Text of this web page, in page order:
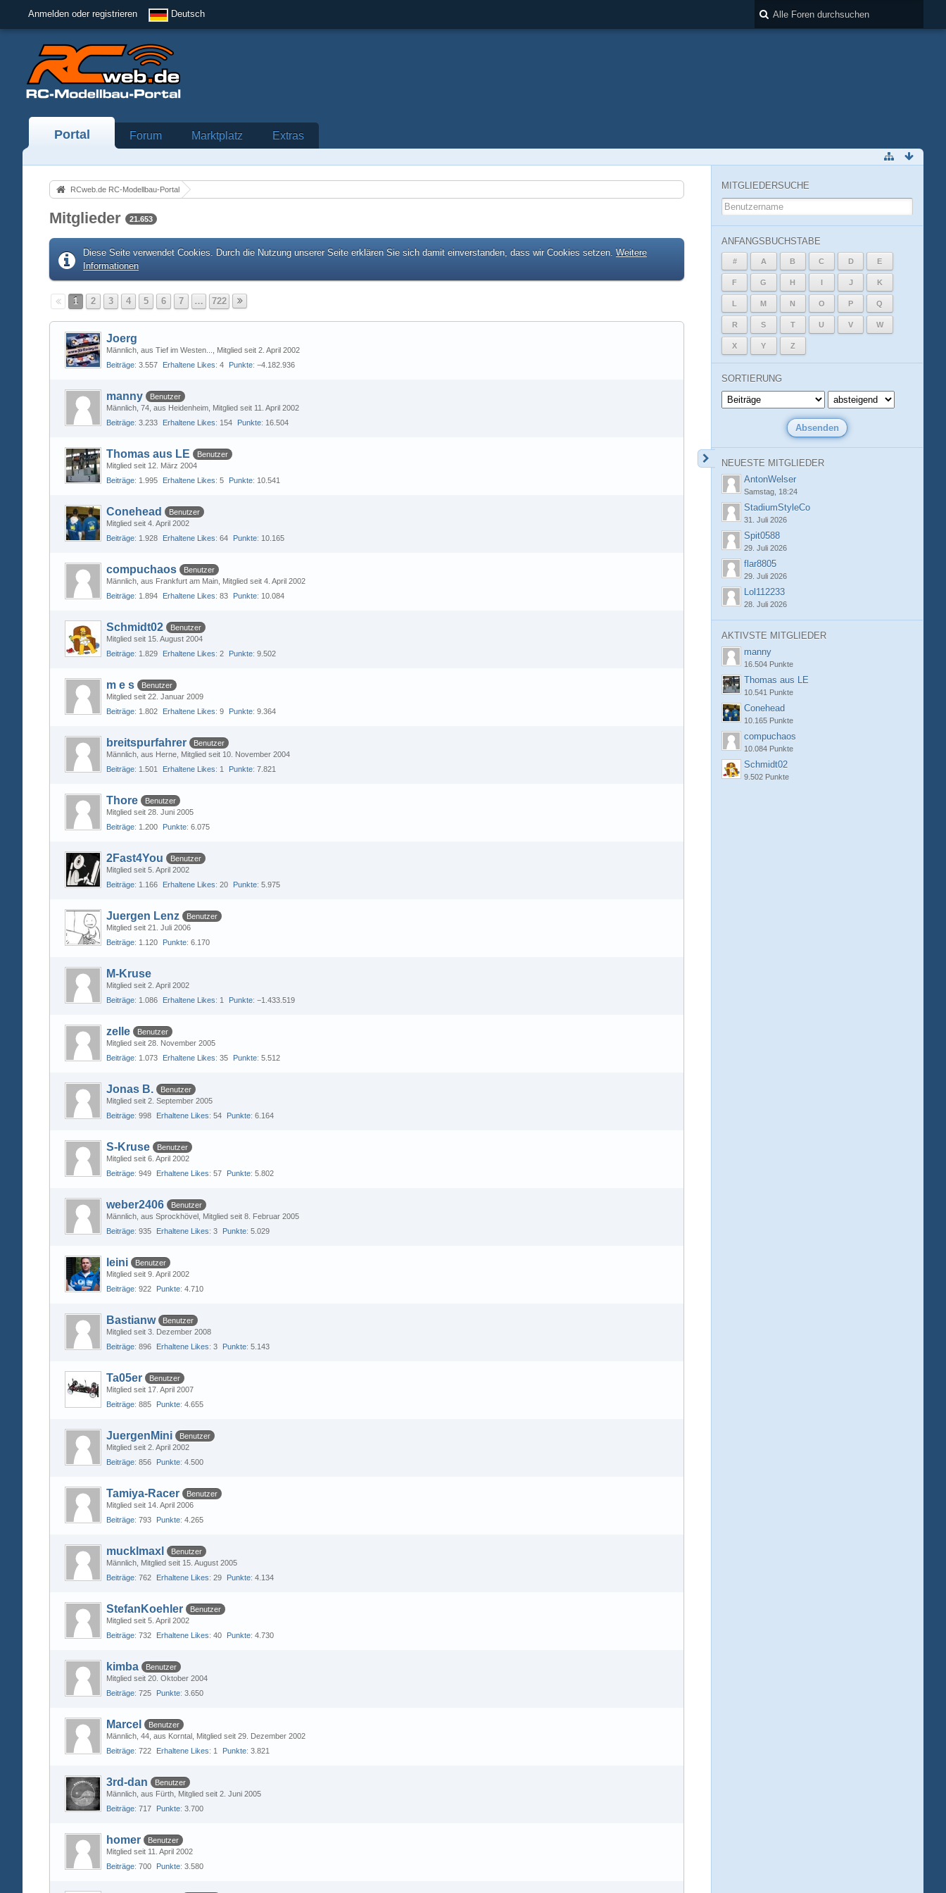
Anmelden oder registrieren Deutsch
Portal Forum Marktplatz Extras
RCweb.de RC-Modellbau-Portal
Mitglieder 21.653
Diese Seite verwendet Cookies. Durch die Nutzung unserer Seite erklären Sie sich damit einverstanden, dass wir Cookies setzen. Weitere
Informationen
1 2 3 4 5 6 7 … 722
Joerg
Männlich aus Tief im Westen...
Mitglied seit 2. April 2002
Beiträge 3.557 Erhaltene Likes 4 Punkte −4.182.936
manny
Benutzer
Männlich 74 aus Heidenheim Mitglied seit 11. April 2002
Beiträge 3.233 Erhaltene Likes 154 Punkte 16.504
Thomas aus LE
Benutzer
Mitglied seit 12. März 2004
Beiträge 1.995 Erhaltene Likes 5 Punkte 10.541
Conehead
Benutzer
Mitglied seit 4. April 2002
Beiträge 1.928 Erhaltene Likes 64 Punkte 10.165
compuchaos
Benutzer
Männlich aus Frankfurt am Main Mitglied seit 4. April 2002
Beiträge 1.894 Erhaltene Likes 83 Punkte 10.084
Schmidt02
Benutzer
Mitglied seit 15. August 2004
Beiträge 1.829 Erhaltene Likes 2 Punkte 9.502
m e s
Benutzer
Mitglied seit 22. Januar 2009
Beiträge 1.802 Erhaltene Likes 9 Punkte 9.364
breitspurfahrer
Benutzer
Männlich aus Herne Mitglied seit 10. November 2004
Beiträge 1.501 Erhaltene Likes 1 Punkte 7.821
Thore
Benutzer
Mitglied seit 28. Juni 2005
Beiträge 1.200 Punkte 6.075
2Fast4You
Benutzer
Mitglied seit 5. April 2002
Beiträge 1.166 Erhaltene Likes 20 Punkte 5.975
Juergen Lenz
Benutzer
Mitglied seit 21. Juli 2006
Beiträge 1.120 Punkte 6.170
M-Kruse
Mitglied seit 2. April 2002
Beiträge 1.086 Erhaltene Likes 1 Punkte −1.433.519
zelle
Benutzer
Mitglied seit 28. November 2005
Beiträge 1.073 Erhaltene Likes 35 Punkte 5.512
Jonas B.
Benutzer
Mitglied seit 2. September 2005
Beiträge 998 Erhaltene Likes 54 Punkte 6.164
S-Kruse
Benutzer
Mitglied seit 6. April 2002
Beiträge 949 Erhaltene Likes 57 Punkte 5.802
weber2406
Benutzer
Männlich aus Sprockhövel Mitglied seit 8. Februar 2005
Beiträge 935 Erhaltene Likes 3 Punkte 5.029
leini
Benutzer
Mitglied seit 9. April 2002
Beiträge 922 Punkte 4.710
Bastianw
Benutzer
Mitglied seit 3. Dezember 2008
Beiträge 896 Erhaltene Likes 3 Punkte 5.143
Ta05er
Benutzer
Mitglied seit 17. April 2007
Beiträge 885 Punkte 4.655
JuergenMini
Benutzer
Mitglied seit 2. April 2002
Beiträge 856 Punkte 4.500
Tamiya-Racer
Benutzer
Mitglied seit 14. April 2006
Beiträge 793 Punkte 4.265
mucklmaxl
Benutzer
Männlich Mitglied seit 15. August 2005
Beiträge 762 Erhaltene Likes 29 Punkte 4.134
StefanKoehler
Benutzer
Mitglied seit 5. April 2002
Beiträge 732 Erhaltene Likes 40 Punkte 4.730
kimba
Benutzer
Mitglied seit 20. Oktober 2004
Beiträge 725 Punkte 3.650
Marcel
Benutzer
Männlich 44 aus Korntal Mitglied seit 29. Dezember 2002
Beiträge 722 Erhaltene Likes 1 Punkte 3.821
3rd-dan
Benutzer
Männlich aus Fürth Mitglied seit 2. Juni 2005
Beiträge 717 Punkte 3.700
homer
Benutzer
Mitglied seit 11. April 2002
Beiträge 700 Punkte 3.580
MITGLIEDERSUCHE
ANFANGSBUCHSTABE
# A B C D E
F G H I J K
L M N O P Q
R S T U V W
X Y Z
SORTIERUNG
NEUESTE MITGLIEDER
AntonWelser
Samstag, 18:24
StadiumStyleCo
31. Juli 2026
Spit0588
29. Juli 2026
flar8805
29. Juli 2026
Lol112233
28. Juli 2026
AKTIVSTE MITGLIEDER
manny
16.504 Punkte
Thomas aus LE
10.541 Punkte
Conehead
10.165 Punkte
compuchaos
10.084 Punkte
Schmidt02
9.502 Punkte